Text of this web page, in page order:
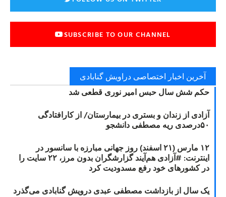
SUBSCRIBE TO OUR CHANNEL
آخرین اخبار اختصاصی دراویش گنابادی
حکم شش سال حبس امیر نوری قطعی شد
آزادی از زندان و بستری در بیمارستان/ از کارافتادگی
۵۰درصدی ریه مصطفی دانشجو
۱۲ مارس (۲۱ اسفند) روز جهانی مبارزه با سانسور در
اینترنت: #آزادی هم‌آیند گزارشگران‌ بدون مرز، ۲۲ سایت را
در کشورهای خود رفع مسدودیت کرد
یک سال از بازداشت مصطفی عبدی درویش گنابادی می‌گذرد